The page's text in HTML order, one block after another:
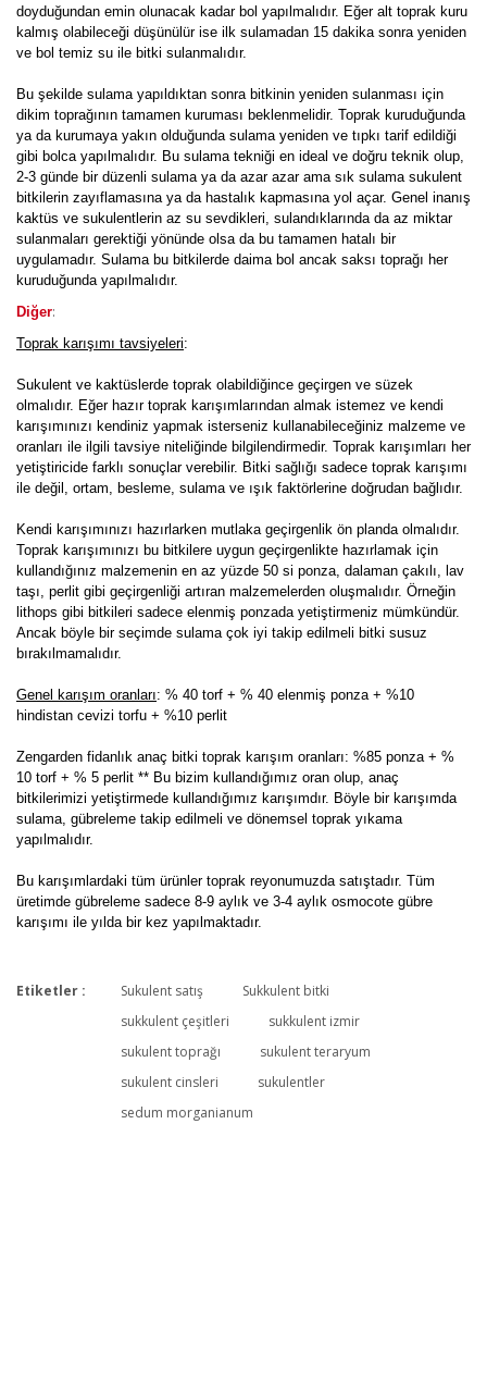
doyduğundan emin olunacak kadar bol yapılmalıdır. Eğer alt toprak kuru
kalmış olabileceği düşünülür ise ilk sulamadan 15 dakika sonra yeniden
ve bol temiz su ile bitki sulanmalıdır.
Bu şekilde sulama yapıldıktan sonra bitkinin yeniden sulanması için
dikim toprağının tamamen kuruması beklenmelidir. Toprak kuruduğunda
ya da kurumaya yakın olduğunda sulama yeniden ve tıpkı tarif edildiği
gibi bolca yapılmalıdır. Bu sulama tekniği en ideal ve doğru teknik olup,
2-3 günde bir düzenli sulama ya da azar azar ama sık sulama sukulent
bitkilerin zayıflamasına ya da hastalık kapmasına yol açar. Genel inanış
kaktüs ve sukulentlerin az su sevdikleri, sulandıklarında da az miktar
sulanmaları gerektiği yönünde olsa da bu tamamen hatalı bir
uygulamadır. Sulama bu bitkilerde daima bol ancak saksı toprağı her
kuruduğunda yapılmalıdır.
Diğer:
Toprak karışımı tavsiyeleri:
Sukulent ve kaktüslerde toprak olabildiğince geçirgen ve süzek
olmalıdır. Eğer hazır toprak karışımlarından almak istemez ve kendi
karışımınızı kendiniz yapmak isterseniz kullanabileceğiniz malzeme ve
oranları ile ilgili tavsiye niteliğinde bilgilendirmedir. Toprak karışımları her
yetiştiricide farklı sonuçlar verebilir. Bitki sağlığı sadece toprak karışımı
ile değil, ortam, besleme, sulama ve ışık faktörlerine doğrudan bağlıdır.
Kendi karışımınızı hazırlarken mutlaka geçirgenlik ön planda olmalıdır.
Toprak karışımınızı bu bitkilere uygun geçirgenlikte hazırlamak için
kullandığınız malzemenin en az yüzde 50 si ponza, dalaman çakılı, lav
taşı, perlit gibi geçirgenliği artıran malzemelerden oluşmalıdır. Örneğin
lithops gibi bitkileri sadece elenmiş ponzada yetiştirmeniz mümkündür.
Ancak böyle bir seçimde sulama çok iyi takip edilmeli bitki susuz
bırakılmamalıdır.
Genel karışım oranları: % 40 torf + % 40 elenmiş ponza + %10
hindistan cevizi torfu + %10 perlit
Zengarden fidanlık anaç bitki toprak karışım oranları: %85 ponza + %
10 torf + % 5 perlit ** Bu bizim kullandığımız oran olup, anaç
bitkilerimizi yetiştirmede kullandığımız karışımdır. Böyle bir karışımda
sulama, gübreleme takip edilmeli ve dönemsel toprak yıkama
yapılmalıdır.
Bu karışımlardaki tüm ürünler toprak reyonumuzda satıştadır. Tüm
üretimde gübreleme sadece 8-9 aylık ve 3-4 aylık osmocote gübre
karışımı ile yılda bir kez yapılmaktadır.
Bu ürüne ilk yorumu siz yapın!
Yorum Yaz
Etiketler : Sukulent satış
Sukkulent bitki
sukkulent çeşitleri
sukkulent izmir
sukulent toprağı
sukulent teraryum
sukulent cinsleri
sukulentler
sedum morganianum